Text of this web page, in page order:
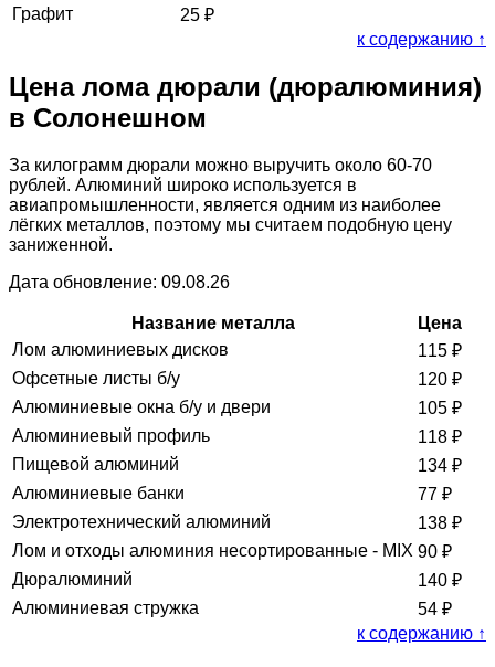
Графит
25 ₽
к содержанию ↑
Цена лома дюрали (дюралюминия)
в Солонешном
За килограмм дюрали можно выручить около 60-70
рублей. Алюминий широко используется в
авиапромышленности, является одним из наиболее
лёгких металлов, поэтому мы считаем подобную цену
заниженной.
Дата обновление: 09.08.26
Название металла
Цена
Лом алюминиевых дисков
115 ₽
Офсетные листы б/у
120 ₽
Алюминиевые окна б/у и двери
105 ₽
Алюминиевый профиль
118 ₽
Пищевой алюминий
134 ₽
Алюминиевые банки
77 ₽
Электротехнический алюминий
138 ₽
Лом и отходы алюминия несортированные - MIX 90 ₽
Дюралюминий
140 ₽
Алюминиевая стружка
54 ₽
к содержанию ↑